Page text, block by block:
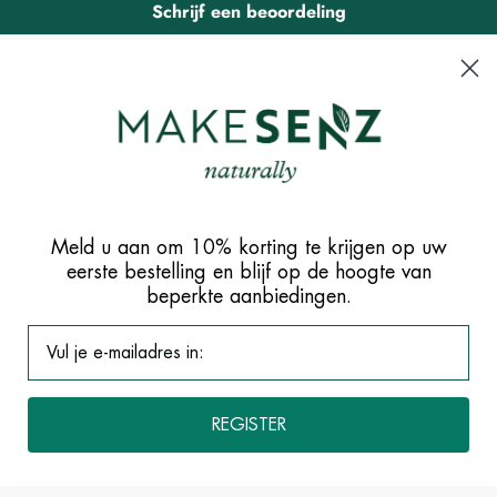
Schrijf een beoordeling
Meld u aan om 10% korting te krijgen op uw
eerste bestelling en blijf op de hoogte van
beperkte aanbiedingen.
REGISTER